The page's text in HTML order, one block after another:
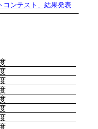
コンテスト」結果発表